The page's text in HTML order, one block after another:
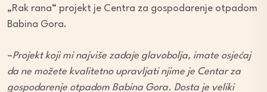
„Rak rana“ projekt je Centra za gospodarenje otpadom
Babina Gora.
–Projekt koji mi najviše zadaje glavobolja, imate osjećaj
da ne možete kvalitetno upravljati njime je Centar za
gospodarenje otpadom Babina Gora. Dosta je veliki